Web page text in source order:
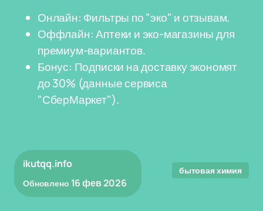
Онлайн: Фильтры по "эко" и отзывам.
Оффлайн: Аптеки и эко-магазины для
премиум-вариантов.
Бонус: Подписки на доставку экономят
до 30% (данные сервиса
"СберМаркет").
ikutqq.info
Обновлено 16 фев 2026
бытовая химия